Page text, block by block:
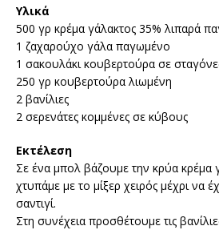
Υλικά
500 γρ κρέμα γάλακτος 35% λιπαρά
1 ζαχαρούχο γάλα παγωμένο
1 σακουλάκι κουβερτούρα σε
250 γρ κουβερτούρα λιωμένη
2 βανίλιες
2 σερενάτες κομμένες σε κύβους
Εκτέλεση
Σε ένα μπολ βάζουμε την κρύα κρέμα
χτυπάμε με το μίξερ χειρός μέχρι να
σαντιγί.
Στη συνέχεια προσθέτουμε τις